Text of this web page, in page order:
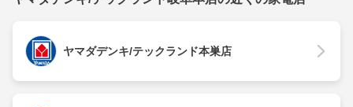
ヤマダデンキ/テックランド本巣店